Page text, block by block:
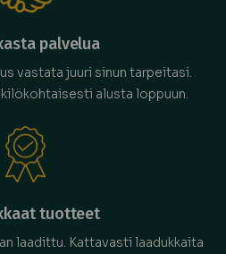
palvelua
vastata juuri sinun tarpeitasi.
alusta loppuun.
tuotteet
laadittu. Kattavasti laadukkaita